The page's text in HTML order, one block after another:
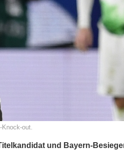
out.
und Bayern-